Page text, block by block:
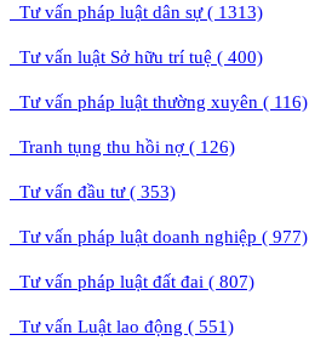
Tư vấn pháp luật dân sự ( 1313)
Tư vấn luật Sở hữu trí tuệ ( 400)
Tư vấn pháp luật thường xuyên ( 116)
Tranh tụng thu hồi nợ ( 126)
Tư vấn đầu tư ( 353)
Tư vấn pháp luật doanh nghiệp ( 977)
Tư vấn pháp luật đất đai ( 807)
Tư vấn Luật lao động ( 551)